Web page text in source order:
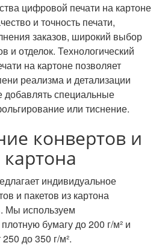
цифровой печати на картоне
и точность печати,
заказов, широкий выбор
и отделок. Технологический
на картоне позволяет
реализма и детализации
добавлять специальные
или тиснение.
конвертов и
индивидуальное
и пакетов из картона
Мы используем
бумагу до 200 г/м² и
до 350 г/м².